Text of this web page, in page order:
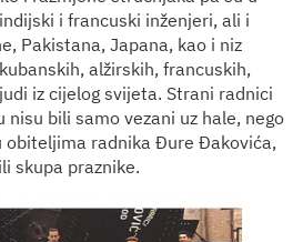
i francuski inženjeri, ali i
Pakistana, Japana, kao i niz
alžirskih, francuskih,
iz cijelog svijeta. Strani radnici
nisu bili samo vezani uz hale, nego
radnika Đure Đakovića,
skupa praznike.